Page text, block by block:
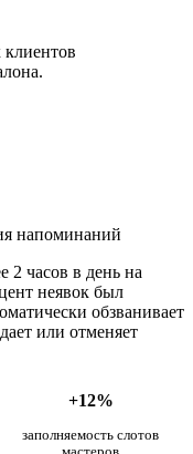
напоминаний
2 часов в день на
неявок был
обзванивает
или отменяет
+12%
заполняемость слотов